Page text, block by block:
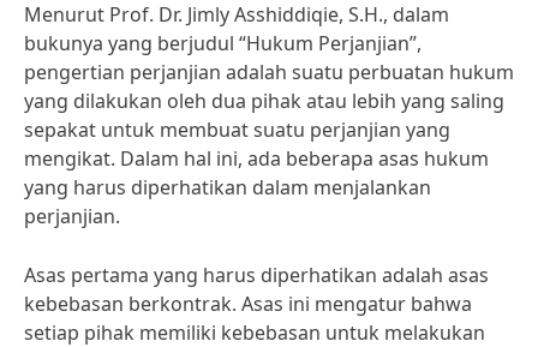
Menurut Prof. Dr. Jimly Asshiddiqie, S.H., dalam
bukunya yang berjudul “Hukum Perjanjian”,
pengertian perjanjian adalah suatu perbuatan hukum
yang dilakukan oleh dua pihak atau lebih yang saling
sepakat untuk membuat suatu perjanjian yang
mengikat. Dalam hal ini, ada beberapa asas hukum
yang harus diperhatikan dalam menjalankan
perjanjian.
Asas pertama yang harus diperhatikan adalah asas
kebebasan berkontrak. Asas ini mengatur bahwa
setiap pihak memiliki kebebasan untuk melakukan